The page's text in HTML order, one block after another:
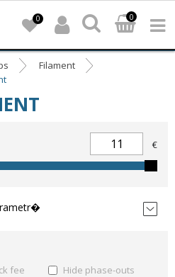
0
0
Filament
€
fee
Hide phase-outs